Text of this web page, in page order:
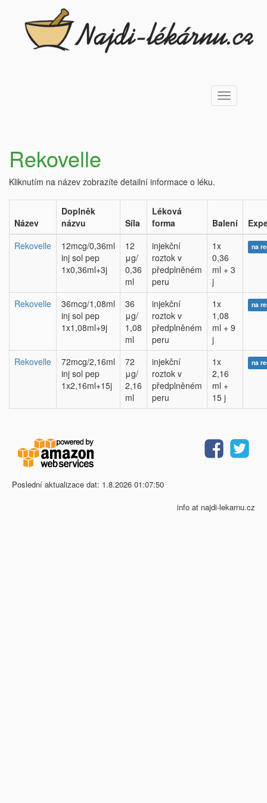
Toggle
navigation
Rekovelle
Kliknutím na název zobrazíte detailní informace o léku.
Název
Doplněk
názvu
Síla
Léková
forma
Balení
Rekovelle
12mcg/0,36ml
inj sol pep
1x0,36ml+3j
12
μg/
0,36
ml
injekční
roztok v
předplněném
peru
1x
0,36
ml + 3
j
na
Rekovelle
36mcg/1,08ml
inj sol pep
1x1,08ml+9j
36
μg/
1,08
ml
injekční
roztok v
předplněném
peru
1x
1,08
ml + 9
j
na
Rekovelle
72mcg/2,16ml
inj sol pep
1x2,16ml+15j
72
μg/
2,16
ml
injekční
roztok v
předplněném
peru
1x
2,16
ml +
15 j
na
Poslední aktualizace dat: 1.8.2026 01:07:50
info at najdi-lekarnu.cz